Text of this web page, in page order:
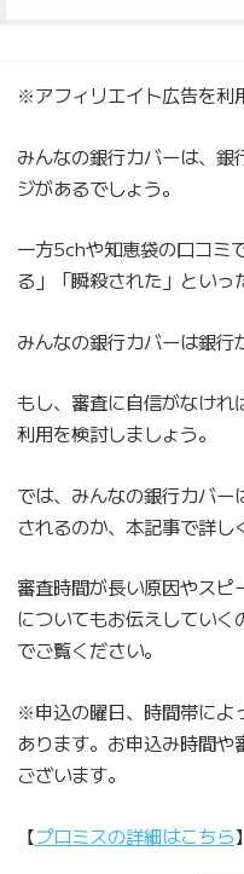
※アフィリエイト広告を利
みんなの銀行カバーは、
ジがあるでしょう。
一方5chや知恵袋の口コミ
る」「瞬殺された」といっ
みんなの銀行カバーは銀行
もし、審査に自信がなけれ
利用を検討しましょう。
では、みんなの銀行カバ
されるのか、本記事で詳し
審査時間が長い原因やス
についてもお伝えしてい
でご覧ください。
※申込の曜日、時間帯によ
あります。お申込み時間
ございます。
【プロミスの詳細はこちら】